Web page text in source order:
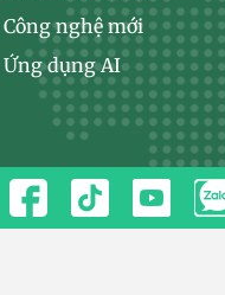
Công nghệ mới
Ứng dụng AI